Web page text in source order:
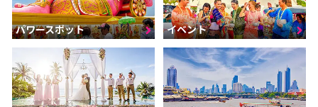
パワースポット イベント